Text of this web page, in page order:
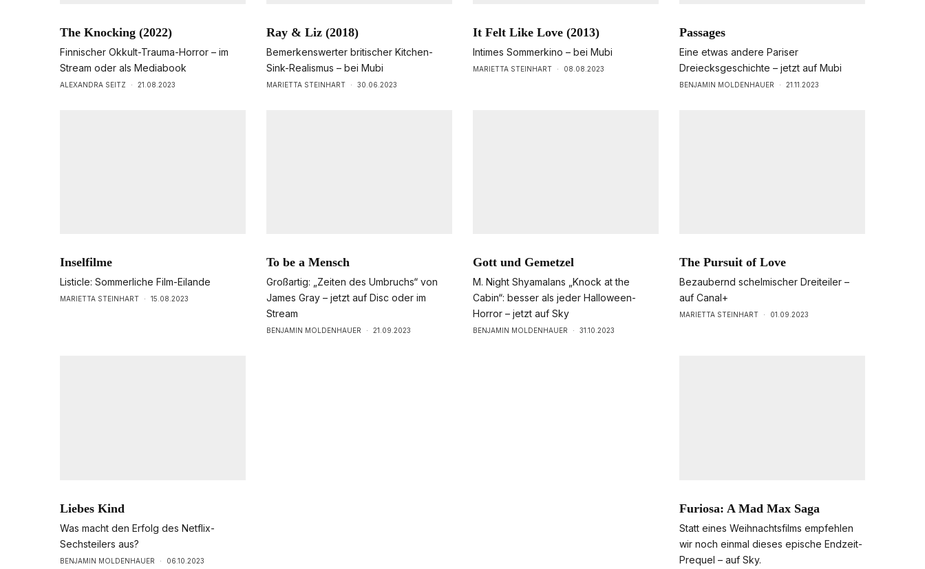
The Knocking (2022)
Finnischer Okkult-Trauma-Horror – im
Stream oder als Mediabook
ALEXANDRA SEITZ · 21.08.2023
Ray & Liz (2018)
Bemerkenswerter britischer Kitchen-
Sink-Realismus – bei Mubi
MARIETTA STEINHART · 30.06.2023
It Felt Like Love (2013)
Intimes Sommerkino – bei Mubi
MARIETTA STEINHART · 08.08.2023
Passages
Eine etwas andere Pariser
Dreiecksgeschichte – jetzt auf Mubi
BENJAMIN MOLDENHAUER · 21.11.2023
Inselfilme
Listicle: Sommerliche Film-Eilande
MARIETTA STEINHART · 15.08.2023
To be a Mensch
Großartig: „Zeiten des Umbruchs“ von
James Gray – jetzt auf Disc oder im
Stream
BENJAMIN MOLDENHAUER · 21.09.2023
Gott und Gemetzel
M. Night Shyamalans „Knock at the
Cabin“: besser als jeder Halloween-
Horror – jetzt auf Sky
BENJAMIN MOLDENHAUER · 31.10.2023
The Pursuit of Love
Bezaubernd schelmischer Dreiteiler –
auf Canal+
MARIETTA STEINHART · 01.09.2023
Liebes Kind
Was macht den Erfolg des Netflix-
Sechsteilers aus?
BENJAMIN MOLDENHAUER · 06.10.2023
Furiosa: A Mad Max Saga
Statt eines Weihnachtsfilms empfehlen
wir noch einmal dieses epische Endzeit-
Prequel – auf Sky.